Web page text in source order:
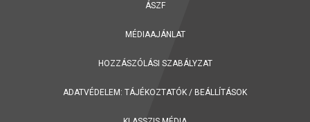
ÁSZF
MÉDIAAJÁNLAT
HOZZÁSZÓLÁSI SZABÁLYZAT
ADATVÉDELEM: TÁJÉKOZTATÓK / BEÁLLÍTÁSOK